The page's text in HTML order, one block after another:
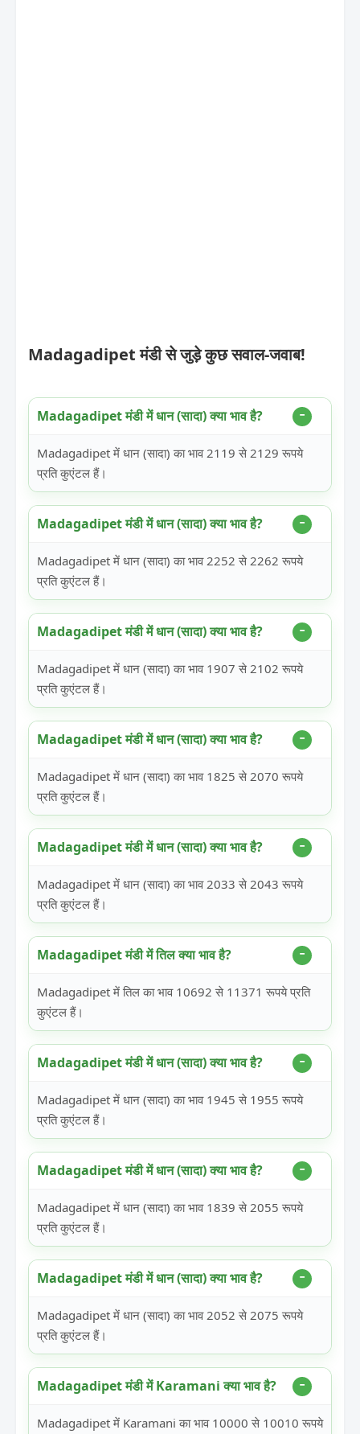
Madagadipet मंडी से जुड़े कुछ सवाल-जवाब!
Madagadipet मंडी में धान (सादा) क्या भाव है?
Madagadipet में धान (सादा) का भाव 2119 से 2129 रूपये
प्रति कुएंटल हैं।
Madagadipet मंडी में धान (सादा) क्या भाव है?
Madagadipet में धान (सादा) का भाव 2252 से 2262 रूपये
प्रति कुएंटल हैं।
Madagadipet मंडी में धान (सादा) क्या भाव है?
Madagadipet में धान (सादा) का भाव 1907 से 2102 रूपये
प्रति कुएंटल हैं।
Madagadipet मंडी में धान (सादा) क्या भाव है?
Madagadipet में धान (सादा) का भाव 1825 से 2070 रूपये
प्रति कुएंटल हैं।
Madagadipet मंडी में धान (सादा) क्या भाव है?
Madagadipet में धान (सादा) का भाव 2033 से 2043 रूपये
प्रति कुएंटल हैं।
Madagadipet मंडी में तिल क्या भाव है?
Madagadipet में तिल का भाव 10692 से 11371 रूपये प्रति
कुएंटल हैं।
Madagadipet मंडी में धान (सादा) क्या भाव है?
Madagadipet में धान (सादा) का भाव 1945 से 1955 रूपये
प्रति कुएंटल हैं।
Madagadipet मंडी में धान (सादा) क्या भाव है?
Madagadipet में धान (सादा) का भाव 1839 से 2055 रूपये
प्रति कुएंटल हैं।
Madagadipet मंडी में धान (सादा) क्या भाव है?
Madagadipet में धान (सादा) का भाव 2052 से 2075 रूपये
प्रति कुएंटल हैं।
Madagadipet मंडी में Karamani क्या भाव है?
Madagadipet में Karamani का भाव 10000 से 10010 रूपये